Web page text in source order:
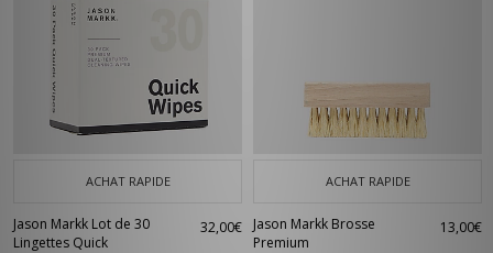
ACHAT RAPIDE
Jason Markk Lot de 30
Lingettes Quick
32,00€
ACHAT RAPIDE
Jason Markk Brosse
Premium
13,00€